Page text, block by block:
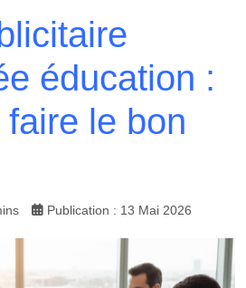
éducation :
le bon
Publication : 13 Mai 2026